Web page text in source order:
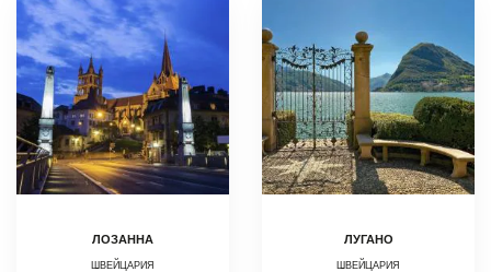
ЛОЗАННА
ШВЕЙЦАРИЯ
ЛУГАНО
ШВЕЙЦАРИЯ